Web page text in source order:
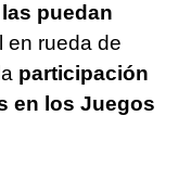
puedan
en rueda de
participación
en los Juegos